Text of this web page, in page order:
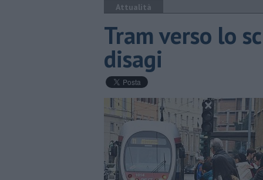
Attualità
Tram verso lo
disagi